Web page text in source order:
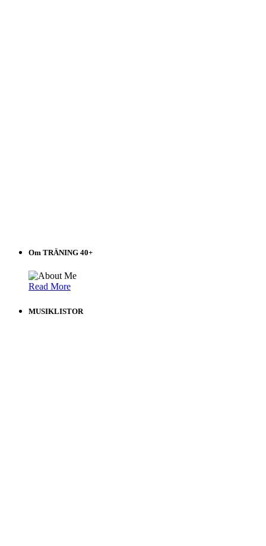
Om TRÄNING 40+
Read More
MUSIKLISTOR